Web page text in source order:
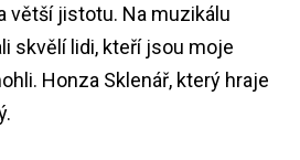
větší jistotu. Na muzikálu
skvělí lidi, kteří jsou moje
Honza Sklenář, který hraje